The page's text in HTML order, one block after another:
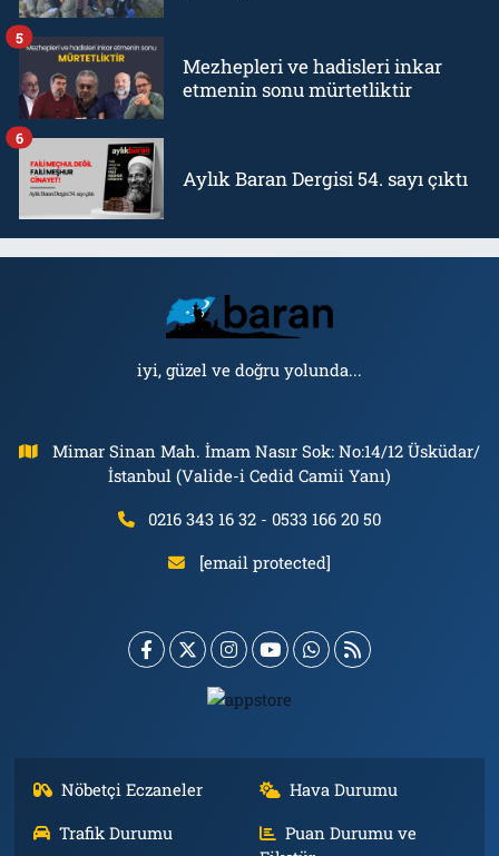
Mezhepleri ve hadisleri inkar
etmenin sonu mürtetliktir
5
Aylık Baran Dergisi 54. sayı çıktı
6
iyi, güzel ve doğru yolunda...
Mimar Sinan Mah. İmam Nasır Sok: No:14/12 Üsküdar/
İstanbul (Valide-i Cedid Camii Yanı)
0216 343 16 32 - 0533 166 20 50
[email protected]
Nöbetçi Eczaneler
Hava Durumu
Trafik Durumu
Puan Durumu ve